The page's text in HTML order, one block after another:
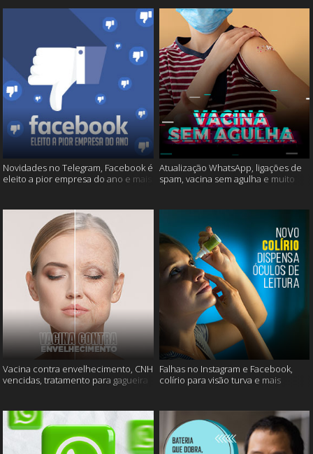
Novidades no Telegram, Facebook é
eleito a pior empresa do ano e mais
Atualização WhatsApp, ligações de
spam, vacina sem agulha e muito
Vacina contra envelhecimento, CNH
vencidas, tratamento para gagueira
Falhas no Instagram e Facebook,
colírio para visão turva e mais